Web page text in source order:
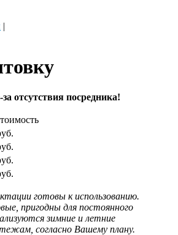
|
отсутствия посредника!
готовы к использованию.
пригодны для постоянного
зимние и летние
согласно Вашему плану.